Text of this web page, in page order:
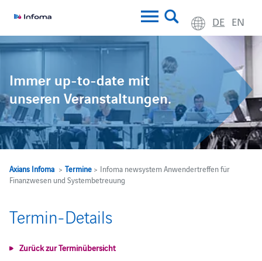
DE EN
Immer up-to-date mit
unseren Veranstaltungen.
Axians Infoma> Termine> Infoma newsystem Anwendertreffen für
Finanzwesen und Systembetreuung
Termin-Details
Zurück zur Terminübersicht